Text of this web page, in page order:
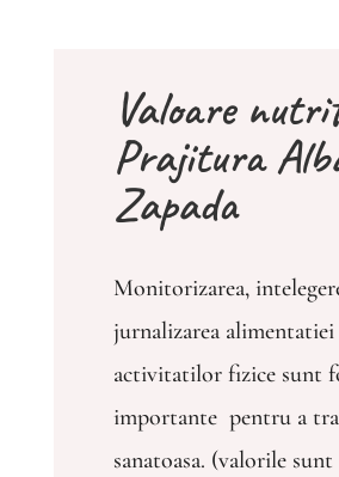
Valoare
Prajitura
Zapada
Monitorizarea,
jurnalizarea alimentatiei
activitatilor fizice sunt
importante pentru a
sanatoasa. (valorile